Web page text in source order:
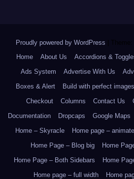
Proudly powered by WordPress Theme:
Home
About Us Accordions &
Ads System
Advertise With Us
Boxes & Alert
Build with perfect
Checkout
Columns Contact Us
Documentation
Dropcaps Google Maps
Home – Skyracle
Home page –
Home Page – Blog big
Home
Home Page – Both Sidebars
Home
Home page – full width
Home